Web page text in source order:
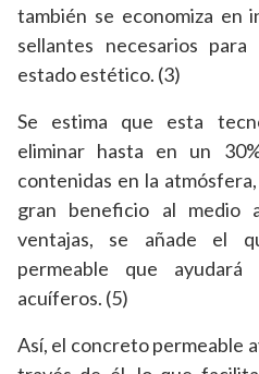
también se economiza en
sellantes necesarios
estado estético. (3)
Se estima que esta
eliminar hasta en un
contenidas en la
gran beneficio al medio
ventajas, se añade el
permeable que
acuíferos. (5)
Así, el concreto permeable